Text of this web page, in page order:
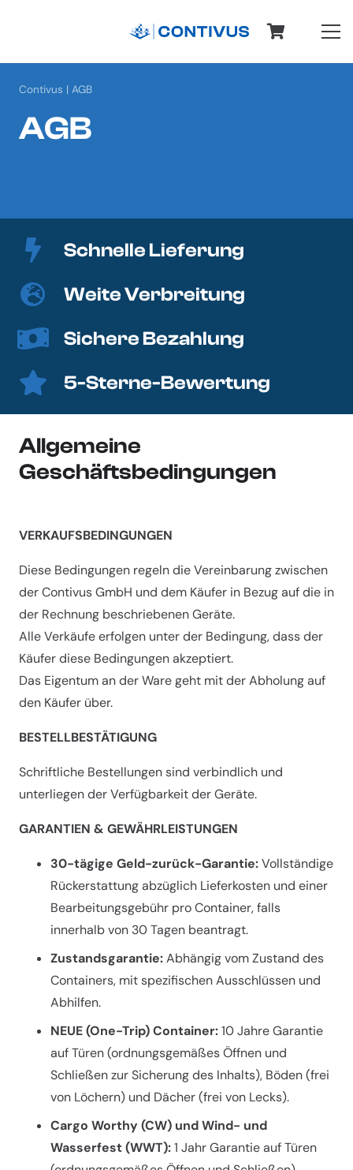
Contivus | AGB
AGB
Schnelle Lieferung
Weite Verbreitung
Sichere Bezahlung
5-Sterne-Bewertung
Allgemeine
Geschäftsbedingungen
VERKAUFSBEDINGUNGEN
Diese Bedingungen regeln die Vereinbarung zwischen
der Contivus GmbH und dem Käufer in Bezug auf die in
der Rechnung beschriebenen Geräte.
Alle Verkäufe erfolgen unter der Bedingung, dass der
Käufer diese Bedingungen akzeptiert.
Das Eigentum an der Ware geht mit der Abholung auf
den Käufer über.
BESTELLBESTÄTIGUNG
Schriftliche Bestellungen sind verbindlich und
unterliegen der Verfügbarkeit der Geräte.
GARANTIEN & GEWÄHRLEISTUNGEN
30-tägige Geld-zurück-Garantie:Vollständige
Rückerstattung abzüglich Lieferkosten und einer
Bearbeitungsgebühr pro Container, falls
innerhalb von 30 Tagen beantragt.
Zustandsgarantie:Abhängig vom Zustand des
Containers, mit spezifischen Ausschlüssen und
Abhilfen.
NEUE (One-Trip) Container:10 Jahre Garantie
auf Türen (ordnungsgemäßes Öffnen und
Schließen zur Sicherung des Inhalts), Böden (frei
von Löchern) und Dächer (frei von Lecks).
Cargo Worthy (CW) und Wind- und
Wasserfest (WWT):1 Jahr Garantie auf Türen